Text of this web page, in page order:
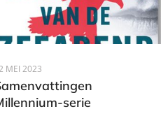
MEI 2023
serie